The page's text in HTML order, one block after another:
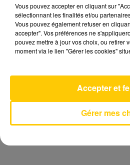
PHARRELL
Vous pouvez accepter en cliquant sur
sélectionnant les finalités et/ou
Vous pouvez également refuser en
accepter". Vos préférences ne
pouvez mettre à jour vos choix, ou retirer
moment via le lien "Gérer les cookies"
Gérer mes
Accepter et